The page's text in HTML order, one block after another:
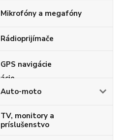
Mikrofóny a megafóny
Rádioprijímače
GPS navigácie
Auto-moto
TV, monitory a
príslušenstvo